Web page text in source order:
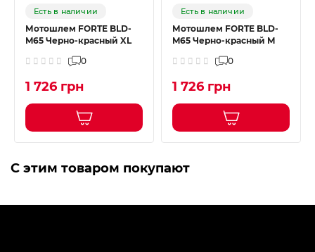
Есть в наличии
Мотошлем FORTE BLD-
M65 Черно-красный XL
0
1 726 грн
Есть в наличии
Мотошлем FORTE BLD-
M65 Черно-красный M
0
1 726 грн
С этим товаром покупают